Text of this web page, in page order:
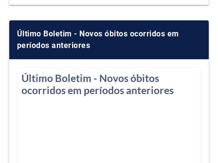
Último Boletim - Novos óbitos ocorridos em
períodos anteriores